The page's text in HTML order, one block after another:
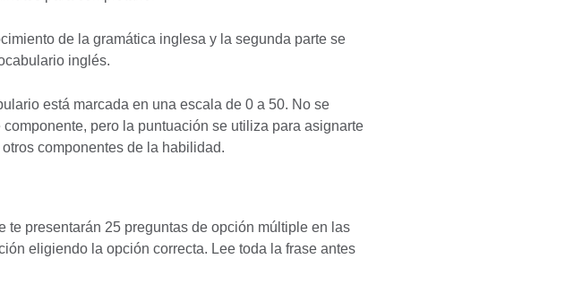
de la gramática inglesa y la segunda parte se
inglés.
está marcada en una escala de 0 a 50. No se
pero la puntuación se utiliza para asignarte
componentes de la habilidad.
te presentarán 25 preguntas de opción múltiple en las
eligiendo la opción correcta. Lee toda la frase antes